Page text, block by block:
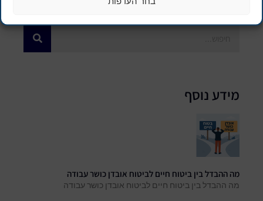
מידע נוסף
מה ההבדל בין ביטוח חיים לביטוח אובדן כושר עבודה
מה ההבדל בין ביטוח חיים לביטוח אובדן כושר עבודה